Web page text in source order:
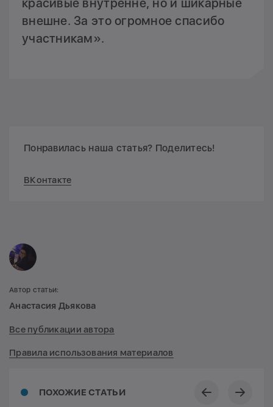
красивые внутренне, но и шикарные
внешне. За это огромное спасибо
участникам».
Понравилась наша статья? Поделитесь!
ВКонтакте
ПОХОЖИЕ СТАТЬИ
Автор статьи:
Анастасия Дьякова
Все публикации автора
Правила использования материалов